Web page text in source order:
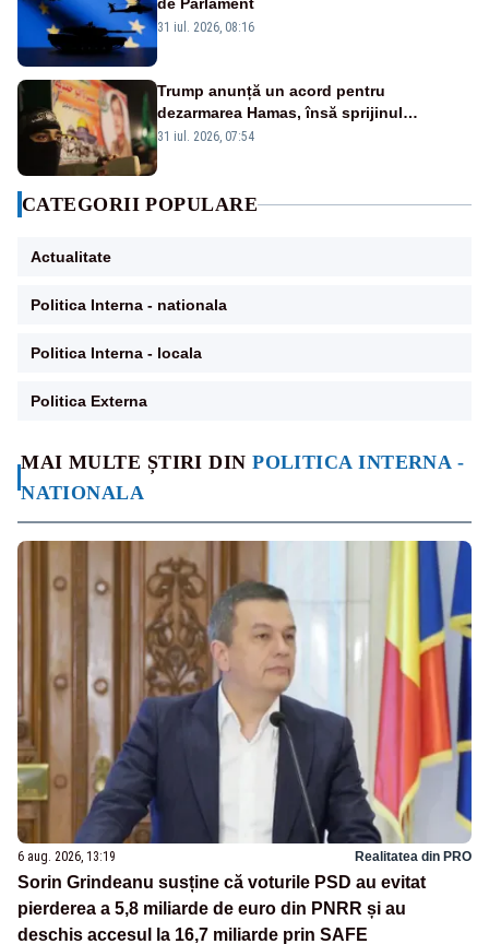
MAI MULTE ȘTIRI DINPOLITICA INTERNA -
NATIONALA
6 aug. 2026, 13:19 Realitatea din PRO
Sorin Grindeanu susține că voturile PSD au evitat
pierderea a 5,8 miliarde de euro din PNRR și au
deschis accesul la 16,7 miliarde prin SAFE
31 iul. 2026, 08:16
Trump anunță un acord pentru
dezarmarea Hamas, însă sprijinul
Israelului rămâne incert
31 iul. 2026, 07:54
CATEGORII POPULARE
Actualitate
Politica Interna - nationala
Politica Interna - locala
Politica Externa